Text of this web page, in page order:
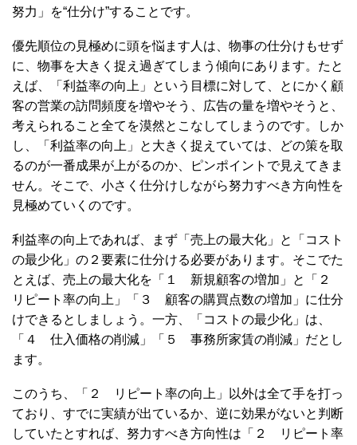
努力」を“仕分け”することです。
優先順位の見極めに頭を悩ます人は、物事の仕分けもせず
に、物事を大きく捉え過ぎてしまう傾向にあります。たと
えば、「利益率の向上」という目標に対して、とにかく顧
客の営業の訪問頻度を増やそう、広告の量を増やそうと、
考えられること全てを漠然とこなしてしまうのです。しか
し、「利益率の向上」と大きく捉えていては、どの策を取
るのが一番成果が上がるのか、ピンポイントで見えてきま
せん。そこで、小さく仕分けしながら努力すべき方向性を
見極めていくのです。
利益率の向上であれば、まず「売上の最大化」と「コスト
の最少化」の２要素に仕分ける必要があります。そこでた
とえば、売上の最大化を「１ 新規顧客の増加」と「２
リピート率の向上」「３ 顧客の購買点数の増加」に仕分
けできるとしましょう。一方、「コストの最少化」は、
「４ 仕入価格の削減」「５ 事務所家賃の削減」だとし
ます。
このうち、「２ リピート率の向上」以外は全て手を打っ
ており、すでに実績が出ているか、逆に効果がないと判断
していたとすれば、努力すべき方向性は「２ リピート率